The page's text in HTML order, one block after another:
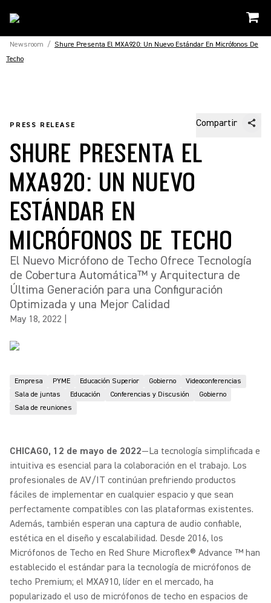
Newsroom / Shure Presenta El MXA920: Un Nuevo Estándar En Micrófonos De
Techo
PRESS RELEASE Compartir
SHURE PRESENTA EL
MXA920: UN NUEVO
ESTÁNDAR EN
MICRÓFONOS DE TECHO
El Nuevo Micrófono de Techo Ofrece Tecnología
de Cobertura Automática™ y Arquitectura de
Última Generación para una Configuración
Optimizada y una Mejor Calidad
May 18, 2022
Empresa PYME Educación Superior Gobierno
Videoconferencias
Sala de juntas
Educación Conferencias y Discusión
Gobierno
Sala de reuniones
CHICAGO, 12 de mayo de 2022—La tecnología simplificada e
intuitiva es esencial para la colaboración en el trabajo. Los
profesionales de AV/IT continúan prefiriendo productos
fáciles de implementar en cualquier espacio y que sean
perfectamente compatibles con las plataformas existentes.
Además, también esperan una captura de audio confiable,
estética en el diseño y escalabilidad. Desde 2016, los
Micrófonos de Techo en Red Shure Microflex® Advance ™ han
establecido el estándar para la tecnología de micrófonos de
techo Premium; el MXA910, líder en el mercado, ha
popularizado el uso de micrófonos de techo en espacios de